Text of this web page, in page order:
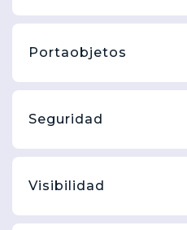
Portaobjetos
Seguridad
Visibilidad